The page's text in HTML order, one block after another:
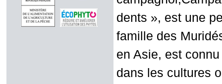
dents », est une
famille des
en Asie, est
dans les cultures